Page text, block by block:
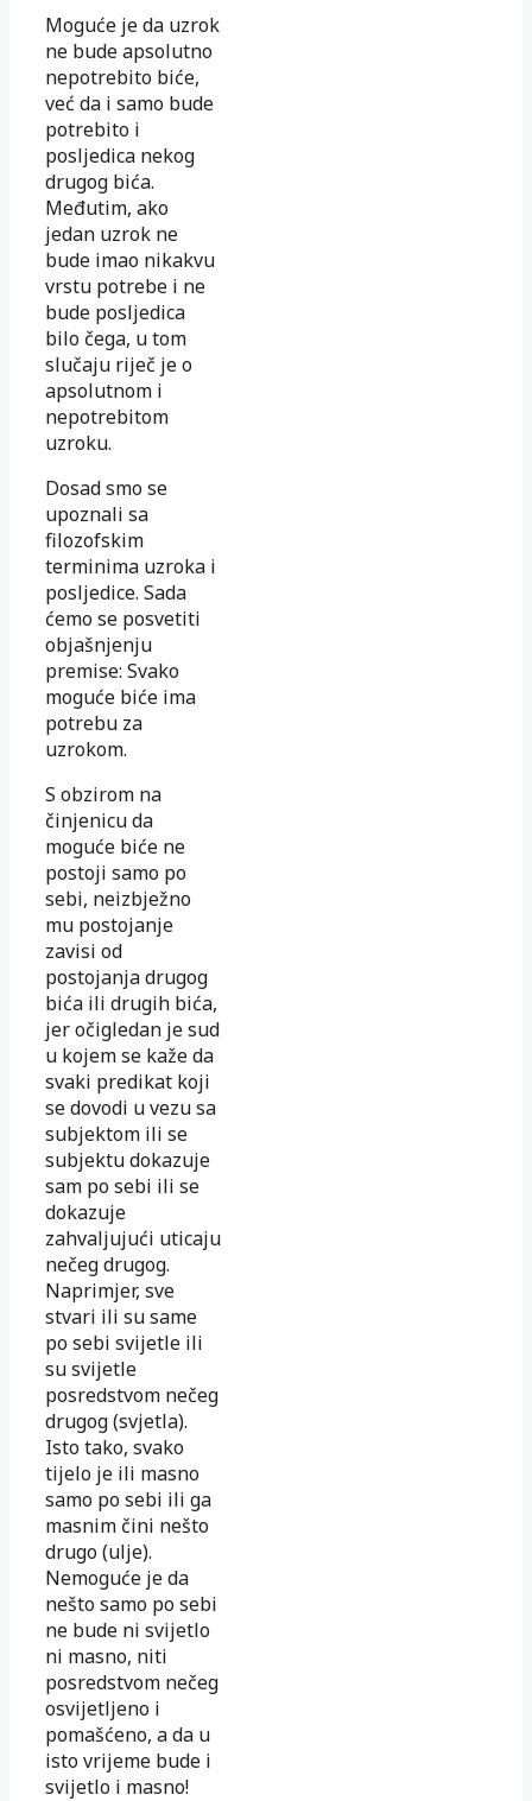
Moguće je da uzrok
ne bude apsolutno
nepotrebito biće,
već da i samo bude
potrebito i
posljedica nekog
drugog bića.
Međutim, ako
jedan uzrok ne
bude imao nikakvu
vrstu potrebe i ne
bude posljedica
bilo čega, u tom
slučaju riječ je o
apsolutnom i
nepotrebitom
uzroku.
Dosad smo se
upoznali sa
filozofskim
terminima uzroka i
posljedice. Sada
ćemo se posvetiti
objašnjenju
premise: Svako
moguće biće ima
potrebu za
uzrokom.
S obzirom na
činjenicu da
moguće biće ne
postoji samo po
sebi, neizbježno
mu postojanje
zavisi od
postojanja drugog
bića ili drugih bića,
jer očigledan je sud
u kojem se kaže da
svaki predikat koji
se dovodi u vezu sa
subjektom ili se
subjektu dokazuje
sam po sebi ili se
dokazuje
zahvaljujući uticaju
nečeg drugog.
Naprimjer, sve
stvari ili su same
po sebi svijetle ili
su svijetle
posredstvom nečeg
drugog (svjetla).
Isto tako, svako
tijelo je ili masno
samo po sebi ili ga
masnim čini nešto
drugo (ulje).
Nemoguće je da
nešto samo po sebi
ne bude ni svijetlo
ni masno, niti
posredstvom nečeg
osvijetljeno i
pomašćeno, a da u
isto vrijeme bude i
svijetlo i masno!